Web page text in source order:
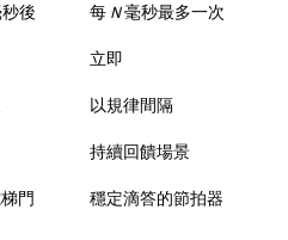
後 每 N毫秒最多一次
立即
以規律間隔
持續回饋場景
門 穩定滴答的節拍器